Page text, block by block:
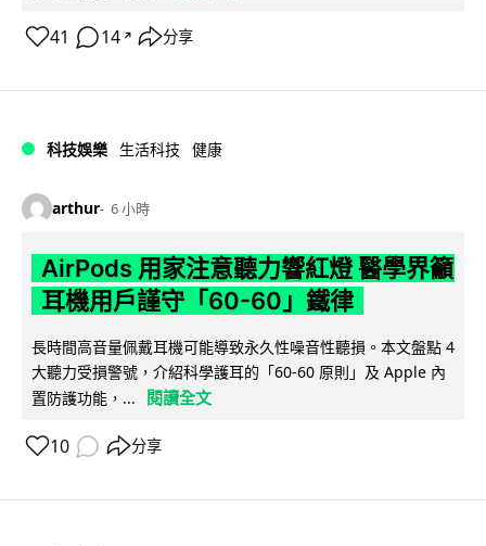
41 14 ↗ 分享
科技娛樂 生活科技 健康
arthur 6 小時
AirPods 用家注意聽力響紅燈 醫學界籲
耳機用戶謹守「60-60」鐵律
長時間高音量佩戴耳機可能導致永久性噪音性聽損。本文盤點 4
大聽力受損警號，介紹科學護耳的「60-60 原則」及 Apple 內
置防護功能，...
閱讀全文
10 分享